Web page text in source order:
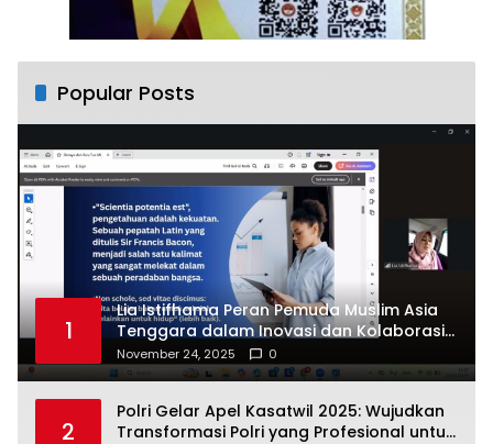
Popular Posts
1
Lia Istifhama Peran Pemuda Muslim Asia
Tenggara dalam Inovasi dan Kolaborasi
Internasional
November 24, 2025 0
2
Polri Gelar Apel Kasatwil 2025: Wujudkan
Transformasi Polri yang Profesional untuk